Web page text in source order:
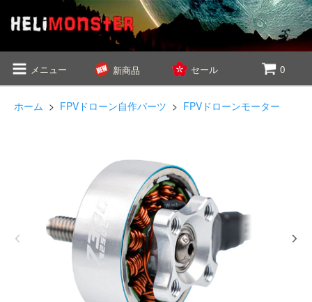
メニュー 新商品 セール 0
ホーム > FPVドローン自作パーツ > FPVドローンモーター